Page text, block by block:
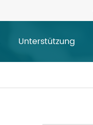
Unterstützung